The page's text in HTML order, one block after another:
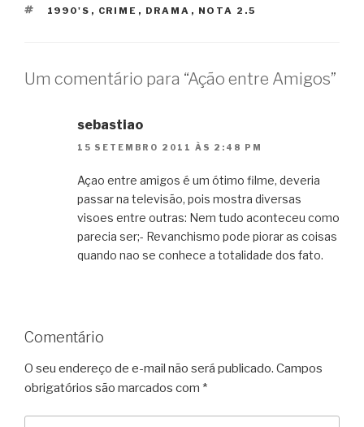
TAGS
1990'S , CRIME , DRAMA , NOTA 2.5
Um comentário para “Ação entre Amigos”
sebastiao
15 SETEMBRO 2011 ÀS 2:48 PM
Açao entre amigos é um ótimo filme, deveria
passar na televisão, pois mostra diversas
visoes entre outras: Nem tudo aconteceu como
parecia ser;- Revanchismo pode piorar as coisas
quando nao se conhece a totalidade dos fato.
Comentário
O seu endereço de e-mail não será publicado. Campos
obrigatórios são marcados com *